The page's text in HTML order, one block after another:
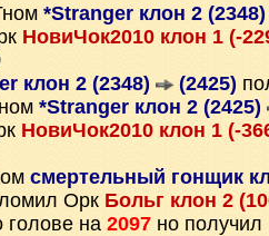
*Stranger клон 2
НовиЧок2010 клон 1 (-
клон 2 (2348) (2425)
*Stranger клон 2 (2425)
НовиЧок2010 клон 1 (-
смертельный гонщик
Орк Больг клон 2
голове на 2097 но